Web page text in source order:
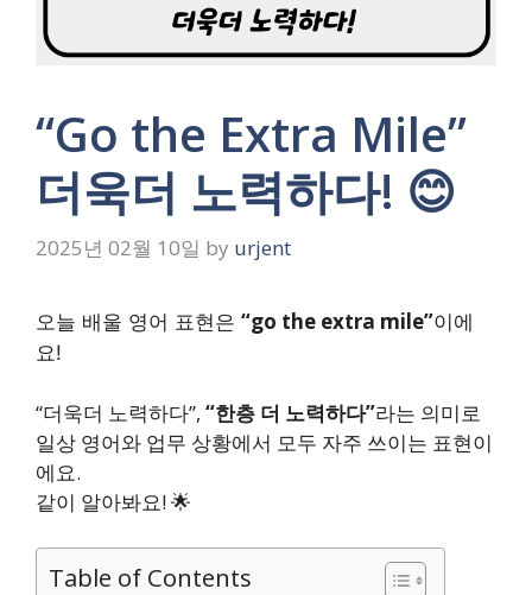
“Go the Extra Mile”
더욱더 노력하다! 😊
2025년 02월 10일 by urjent
오늘 배울 영어 표현은 “go the extra mile”이에
요!
“더욱더 노력하다”, “한층 더 노력하다”라는 의미로
일상 영어와 업무 상황에서 모두 자주 쓰이는 표현이
에요.
같이 알아봐요! 🌟
Table of Contents